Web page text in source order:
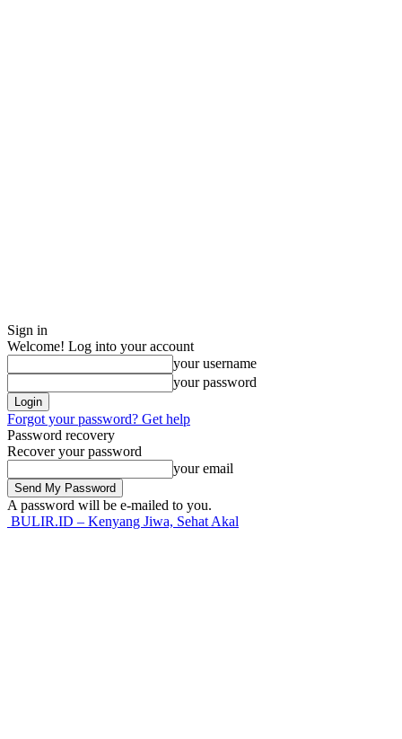
Sign in
Welcome! Log into your account
your username
your password
Forgot your password? Get help
Password recovery
Recover your password
your email
A password will be e-mailed to you.
BULIR.ID – Kenyang Jiwa, Sehat Akal